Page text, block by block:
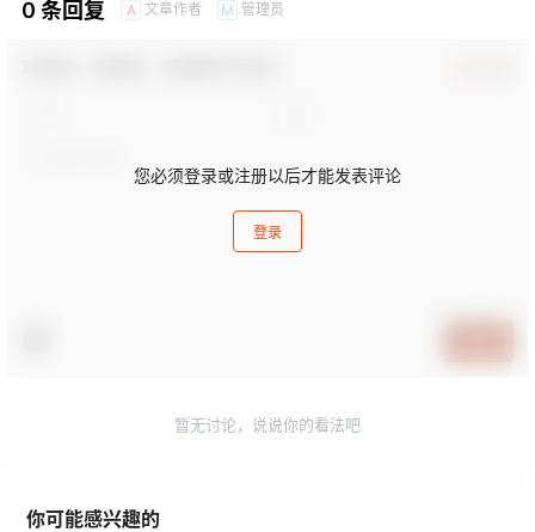
0 条回复 A 文章作者 M 管理员
您必须登录或注册以后才能发表评论
登录
暂无讨论，说说你的看法吧
你可能感兴趣的